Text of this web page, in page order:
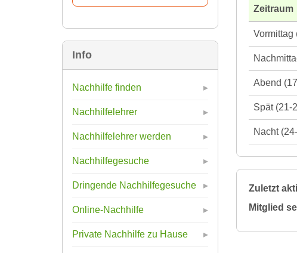
Info
Nachhilfe finden
Nachhilfelehrer
Nachhilfelehrer werden
Nachhilfegesuche
Dringende Nachhilfegesuche
Online-Nachhilfe
Private Nachhilfe zu Hause
Zeitraum
Vormittag
Abend
Spät (21-
Nacht
Zuletzt
Mitglied